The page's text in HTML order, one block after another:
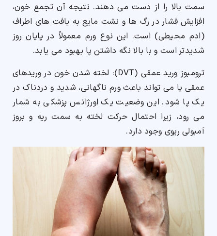
سمت بالا را از دست می دهند. نتیجه آن تجمع خون،
افزایش فشار در رگ ها و نشت مایع به بافت های اطراف
(ادم محیطی) است. این نوع ورم معمولاً در پایان روز
شدیدتر است و با بالا نگه داشتن پا بهبود می یابد.
ترومبوز ورید عمقی (DVT): لخته شدن خون در وریدهای
عمقی پا می تواند باعث ورم ناگهانی، شدید و دردناک در
یک پا شود. این وضعیت یک اورژانس پزشکی به شمار
می رود، زیرا احتمال حرکت لخته به سمت ریه و بروز
آمبولی ریوی وجود دارد.